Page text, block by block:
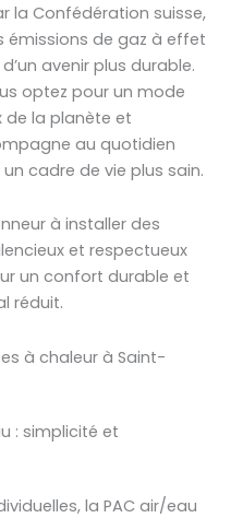
la Confédération suisse,
émissions de gaz à effet
avenir plus durable.
optez pour un mode
la planète et
au quotidien
cadre de vie plus sain.
à installer des
et respectueux
un confort durable et
réduit.
à chaleur à Saint-
: simplicité et
la PAC air/eau